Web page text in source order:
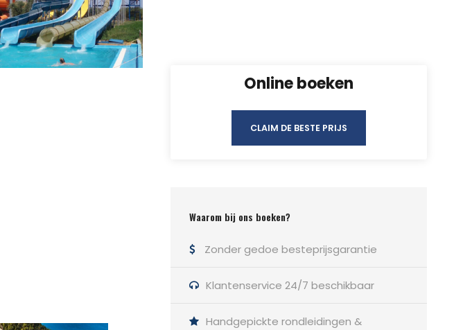
Online boeken
CLAIM DE BESTE PRIJS
Waarom bij ons boeken?
Zonder gedoe besteprijsgarantie
Klantenservice 24/7 beschikbaar
Handgepickte rondleidingen &